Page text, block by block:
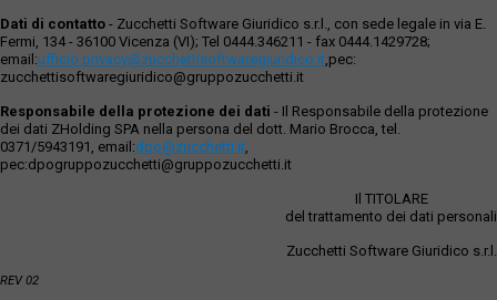
Dati di contatto - Zucchetti Software Giuridico s.r.l., con sede legale in via E.
Fermi, 134 - 36100 Vicenza (VI); Tel 0444.346211 - fax 0444.1429728;
email:ufficio.privacy@zucchettisoftwaregiuridico.it,pec:
zucchettisoftwaregiuridico@gruppozucchetti.it
Responsabile della protezione dei dati - Il Responsabile della protezione
dei dati ZHolding SPA nella persona del dott. Mario Brocca, tel.
0371/5943191, email:dpo@zucchetti.it,
pec:dpogruppozucchetti@gruppozucchetti.it
Il TITOLARE
del trattamento dei dati personali
Zucchetti Software Giuridico s.r.l.
REV 02